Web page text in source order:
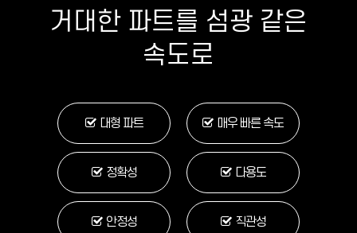
거대한 파트를 섬광 같은
속도로
대형 파트 매우 빠른 속도
정확성 다용도
안정성 직관성